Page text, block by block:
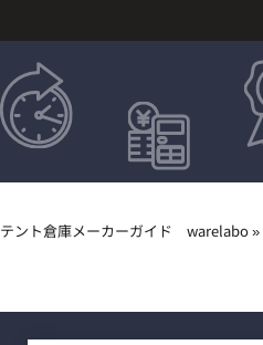
テント倉庫メーカーガイド warelabo»